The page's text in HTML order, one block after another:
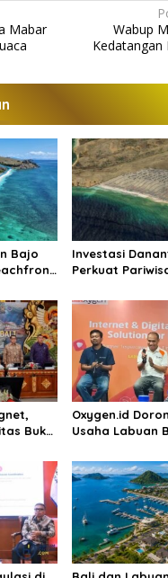
Mabar
Wabup
Kedatangan
Bajo
Investasi
Perkuat
Premium
Buka
Oxygen.id
Usaha Labuan